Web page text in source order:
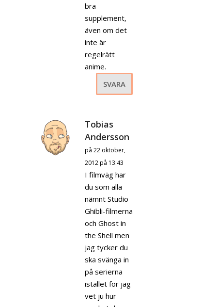
bra
supplement,
även om det
inte är
regelrätt
anime.
SVARA
Tobias
Andersson
på 22 oktober,
2012 på 13:43
I filmväg har
du som alla
nämnt Studio
Ghibli-filmerna
och Ghost in
the Shell men
jag tycker du
ska svänga in
på serierna
istället för jag
vet ju hur